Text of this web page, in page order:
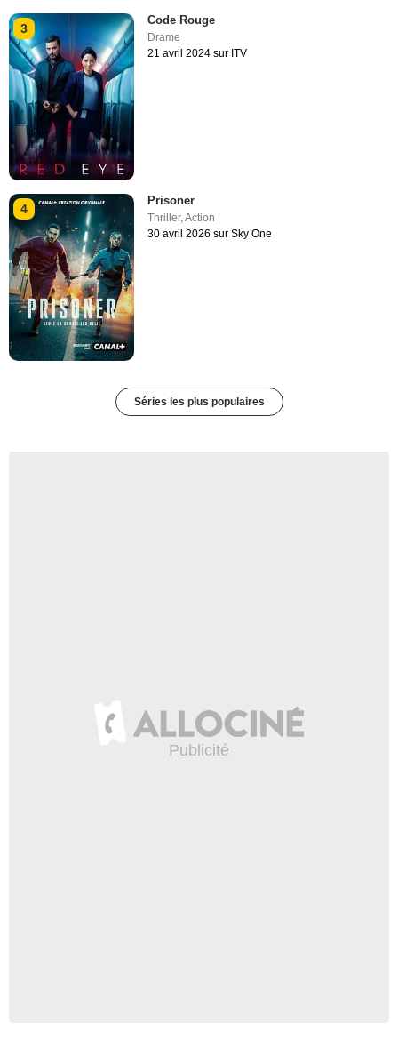
3
Code Rouge
Drame
21 avril 2024 sur ITV
4
Prisoner
Thriller,Action
30 avril 2026 sur Sky One
Séries les plus populaires